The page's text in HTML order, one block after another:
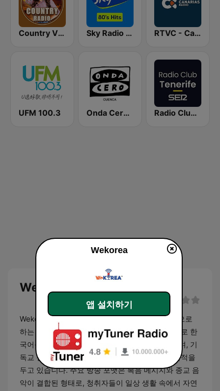
Country Vibes Sky Radio 80's Hits RTVC - Canarias Radio
UFM 100.3 Onda Cero Cuenca Radio Club Tenerife SER
Wekorea 라디오 생방송
Wekorea는 대한민국의 기독교 복음 방송을 전문으로
하는 인터넷 라디오 스테이션입니다. 이 방송은 주로 한
국어를 사용하는 전 세계 청취자들을 대상으로 하며, 기
독교 신앙을 전파하고 영적 위안을 제공하는 데 목적을
두고 있습니다. 주요 방송 포맷은 복음 메시지와 종교 음
악이 결합된 형태로, 청취자들이 일상 생활 속에서 자연
Wekorea
앱 설치하기